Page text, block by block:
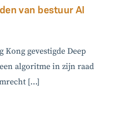
van bestuur AI
Kong gevestigde Deep
algoritme in zijn raad
[…]